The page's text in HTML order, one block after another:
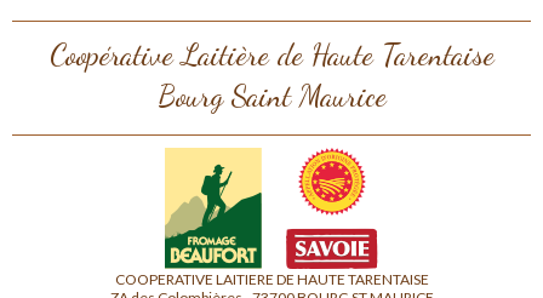
Coopérative Laitière de Haute Tarentaise
Bourg Saint Maurice
COOPERATIVE LAITIERE DE HAUTE TARENTAISE